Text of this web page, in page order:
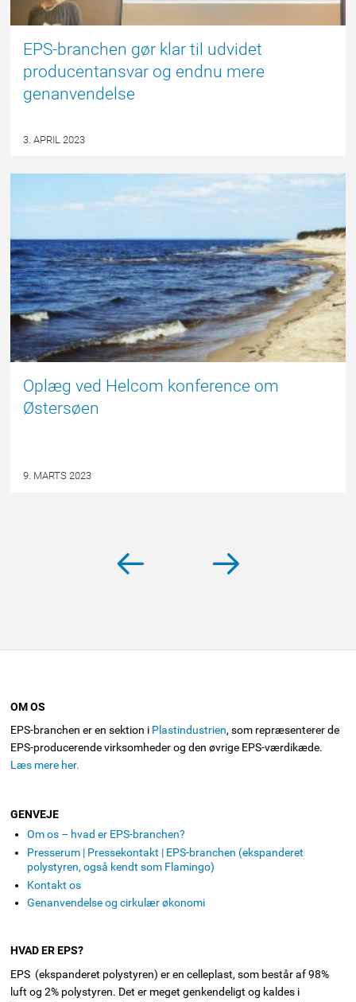
EPS-branchen gør klar til udvidet
producentansvar og endnu mere
genanvendelse
3. APRIL 2023
Oplæg ved Helcom konference om
Østersøen
9. MARTS 2023
EPSBLOGGEN
Ældre
OM OS
EPS-branchen er en sektion i Plastindustrien, som repræsenterer de
EPS-producerende virksomheder og den øvrige EPS-værdikæde.
Læs mere her.
GENVEJE
Om os – hvad er EPS-branchen?
Presserum | Pressekontakt | EPS-branchen (ekspanderet
polystyren, også kendt som Flamingo)
Kontakt os
Genanvendelse og cirkulær økonomi
HVAD ER EPS?
EPS (ekspanderet polystyren) er en celleplast, som består af 98%
luft og 2% polystyren. Det er meget genkendeligt og kaldes i